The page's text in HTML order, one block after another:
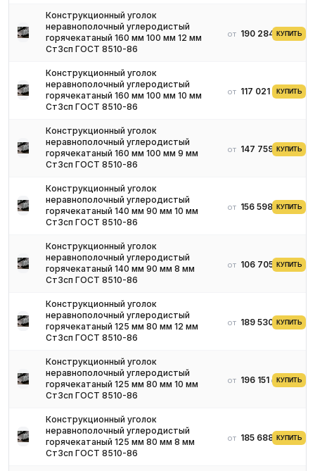
прокатном стане, в результате формируются нужные размеры
изделия. Для изготовления углеродистых уголков по ГОСТ 8510
используется горячекатаный способ.
Области применения
Горячекатаные уголки из сталей Ст10, Ст20, Ст3, Ст3сп
уголков характеризуются высокой прочностью, выдерживают
перепады температуры и влажности.
Когда монтируются наземные трубопроводы, такой угловой
неравнополочных уголков крепятся швеллеры и балки на
строительных объектах, усиливаются несущие
металлоконструкции. Чаще всего применяются изделия с
Конструкционный уголок
неравнополочный углеродистый
горячекатаный 160 мм 100 мм 12 мм
Ст3сп ГОСТ 8510-86
от 190 284 ₽КУПИТЬ
Конструкционный уголок
неравнополочный углеродистый
горячекатаный 160 мм 100 мм 10 мм
Ст3сп ГОСТ 8510-86
от 117 021 ₽КУПИТЬ
Конструкционный уголок
неравнополочный углеродистый
горячекатаный 160 мм 100 мм 9 мм
Ст3сп ГОСТ 8510-86
от 147 759 ₽КУПИТЬ
Конструкционный уголок
неравнополочный углеродистый
горячекатаный 140 мм 90 мм 10 мм
Ст3сп ГОСТ 8510-86
от 156 598 ₽КУПИТЬ
Конструкционный уголок
неравнополочный углеродистый
горячекатаный 140 мм 90 мм 8 мм
Ст3сп ГОСТ 8510-86
от 106 705 ₽КУПИТЬ
Конструкционный уголок
неравнополочный углеродистый
горячекатаный 125 мм 80 мм 12 мм
Ст3сп ГОСТ 8510-86
от 189 530 ₽КУПИТЬ
Конструкционный уголок
неравнополочный углеродистый
горячекатаный 125 мм 80 мм 10 мм
Ст3сп ГОСТ 8510-86
от 196 151 ₽КУПИТЬ
Конструкционный уголок
неравнополочный углеродистый
горячекатаный 125 мм 80 мм 8 мм
Ст3сп ГОСТ 8510-86
от 185 688 ₽КУПИТЬ